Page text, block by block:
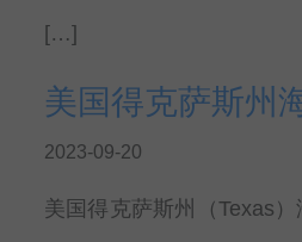
[…]
美国得克萨斯州
2023-09-20
美国得克萨斯州（Texas